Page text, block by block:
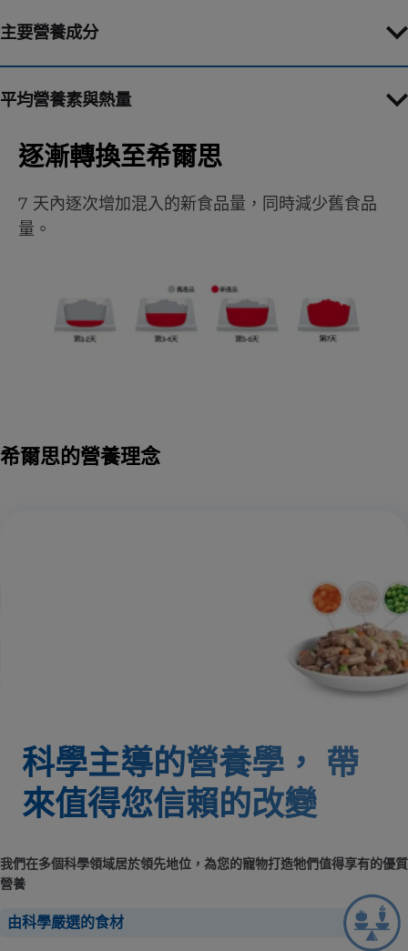
主要營養成分
平均營養素與熱量
逐漸轉換至希爾思
7 天內逐次增加混入的新食品量，同時減少舊食品
量。
希爾思的營養理念
科學主導的營養學， 帶
來值得您信賴的改變
我們在多個科學領域居於領先地位，為您的寵物打造牠們值得享有的優質
營養
由科學嚴選的食材